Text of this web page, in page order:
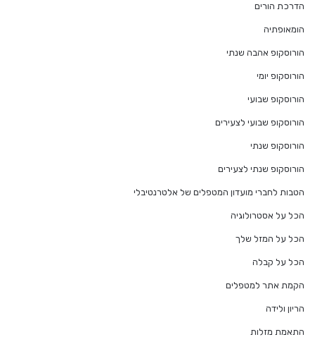
הדרכת הורים
הומאופתיה
הורוסקופ אהבה שנתי
הורוסקופ יומי
הורוסקופ שבועי
הורוסקופ שבועי לצעירים
הורוסקופ שנתי
הורוסקופ שנתי לצעירים
הטבות לחברי מועדון המטפלים של אלטרנטיבלי
הכל על אסטרולוגיה
הכל על המזל שלך
הכל על קבלה
הקמת אתר למטפלים
הריון ולידה
התאמת מזלות